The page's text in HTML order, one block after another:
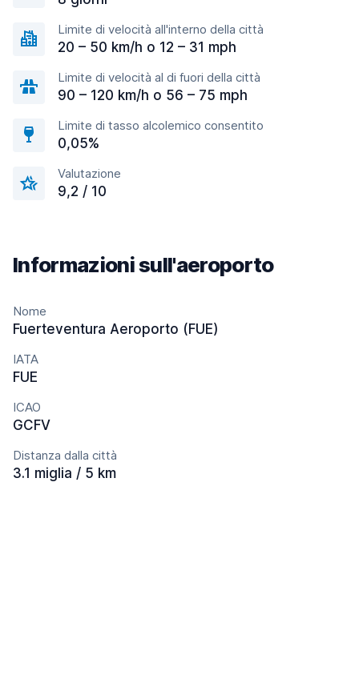
Limite di velocità all'interno della città
20 – 50 km/h o 12 – 31 mph
Limite di velocità al di fuori della città
90 – 120 km/h o 56 – 75 mph
Limite di tasso alcolemico consentito
0,05%
Valutazione
9,2 / 10
Informazioni sull'aeroporto
Nome
Fuerteventura Aeroporto (FUE)
IATA
FUE
ICAO
GCFV
Distanza dalla città
3.1 miglia / 5 km